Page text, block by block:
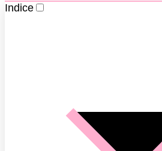
Indice